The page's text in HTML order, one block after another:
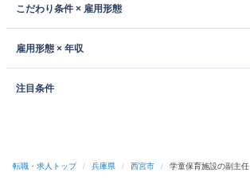
こだわり条件 × 雇用形態
雇用形態 × 年収
注目条件
転職・求人トップ / 兵庫県 / 西宮市 / 学童保育施設の副主任